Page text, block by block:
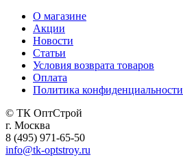
О магазине
Акции
Новости
Статьи
Условия возврата товаров
Оплата
Политика конфиденциальности
© ТК ОптСтрой
г. Москва
8 (495) 971-65-50
info@tk-optstroy.ru